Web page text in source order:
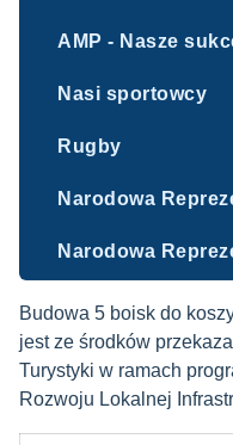
AMP - Nasze
Nasi sportowcy
Rugby
Narodowa
Narodowa
Budowa 5 boisk do
jest ze środków
Turystyki w ramach
Rozwoju Lokalnej